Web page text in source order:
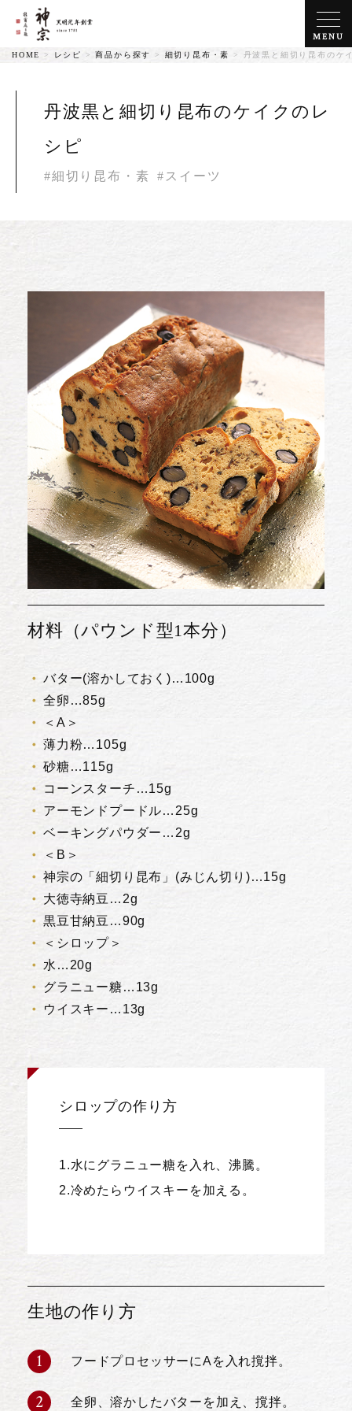
MENU
HOME > レシピ >商品から探す > 細切り昆布・素 > 丹波黒と細切り昆布のケ
丹波黒と細切り昆布のケイクのレ
シピ
#細切り昆布・素 #スイーツ
材料（パウンド型1本分）
バター(溶かしておく)…100g
全卵…85g
＜A＞
薄力粉…105g
砂糖…115g
コーンスターチ…15g
アーモンドプードル…25g
ベーキングパウダー…2g
＜B＞
神宗の「細切り昆布」(みじん切り)…15g
大徳寺納豆…2g
黒豆甘納豆…90g
＜シロップ＞
水…20g
グラニュー糖…13g
ウイスキー…13g
シロップの作り方
1.水にグラニュー糖を入れ、沸騰。
2.冷めたらウイスキーを加える。
生地の作り方
フードプロセッサーにAを入れ撹拌。
全卵、溶かしたバターを加え、撹拌。